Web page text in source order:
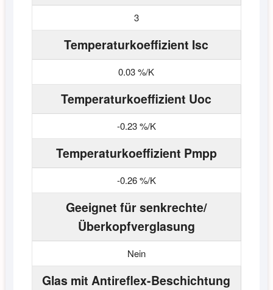
3
Temperaturkoeffizient Isc
0.03 %/K
Temperaturkoeffizient Uoc
-0.23 %/K
Temperaturkoeffizient Pmpp
-0.26 %/K
Geeignet für senkrechte/
Überkopfverglasung
Nein
Glas mit Antireflex-Beschichtung